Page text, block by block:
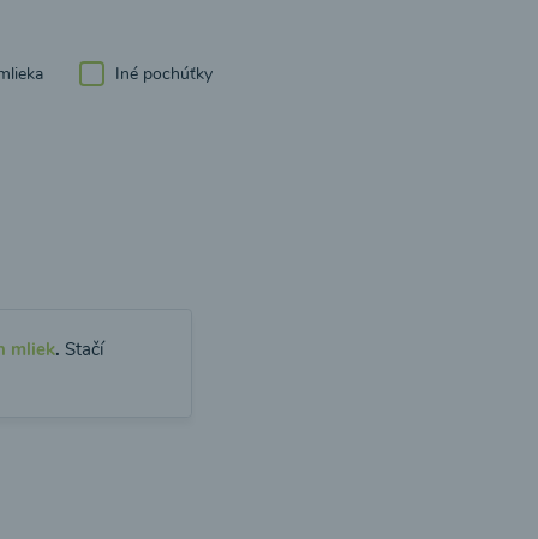
Iné pochúťky
mliek. Stačí